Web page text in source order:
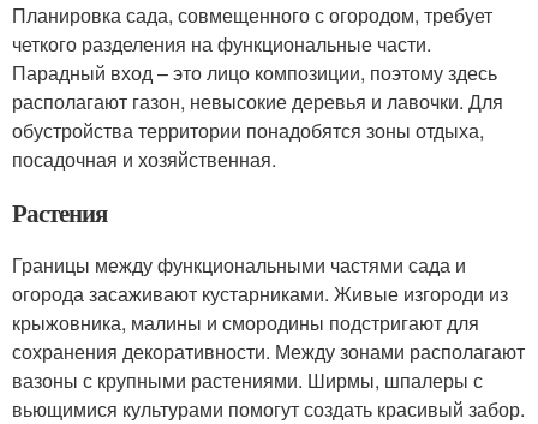
Планировка сада, совмещенного с огородом, требует
четкого разделения на функциональные части.
Парадный вход – это лицо композиции, поэтому здесь
располагают газон, невысокие деревья и лавочки. Для
обустройства территории понадобятся зоны отдыха,
посадочная и хозяйственная.
Растения
Границы между функциональными частями сада и
огорода засаживают кустарниками. Живые изгороди из
крыжовника, малины и смородины подстригают для
сохранения декоративности. Между зонами располагают
вазоны с крупными растениями. Ширмы, шпалеры с
вьющимися культурами помогут создать красивый забор.